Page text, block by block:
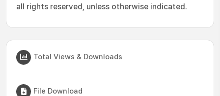
all rights reserved, unless otherwise indicated.
Total Views & Downloads
File Download